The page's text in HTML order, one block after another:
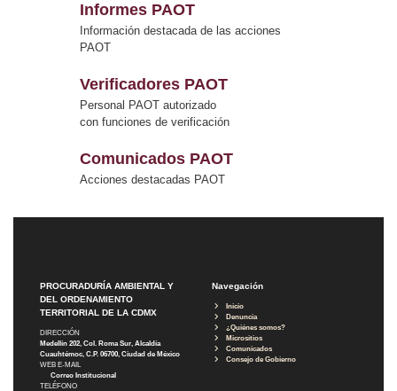
Informes PAOT
Información destacada de las acciones
PAOT
Verificadores PAOT
Personal PAOT autorizado
con funciones de verificación
Comunicados PAOT
Acciones destacadas PAOT
PROCURADURÍA AMBIENTAL Y
DEL ORDENAMIENTO
TERRITORIAL DE LA CDMX
DIRECCIÓN
Medellín 202, Col. Roma Sur, Alcaldía
Cuauhtémoc, C.P. 06700, Ciudad de México
WEB E-MAIL
Correo Institucional
TELÉFONO
Navegación
Inicio
Denuncia
¿Quiénes somos?
Micrositios
Comunicados
Consejo de Gobierno